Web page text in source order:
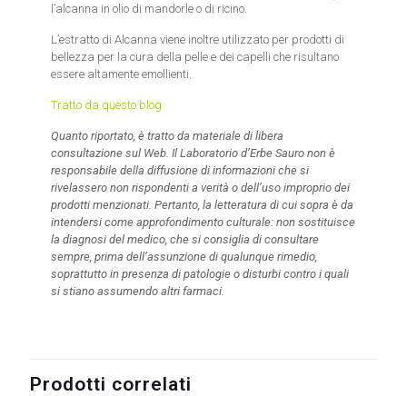
l’alcanna in olio di mandorle o di ricino.
L’estratto di Alcanna viene inoltre utilizzato per prodotti di
bellezza per la cura della pelle e dei capelli che risultano
essere altamente emollienti.
Tratto da questo blog
Quanto riportato, è tratto da materiale di libera
consultazione sul Web. Il Laboratorio d’Erbe Sauro non è
responsabile della diffusione di informazioni che si
rivelassero non rispondenti a verità o dell’uso improprio dei
prodotti menzionati. Pertanto, la letteratura di cui sopra è da
intendersi come approfondimento culturale: non sostituisce
la diagnosi del medico, che si consiglia di consultare
sempre, prima dell’assunzione di qualunque rimedio,
soprattutto in presenza di patologie o disturbi contro i quali
si stiano assumendo altri farmaci.
Prodotti correlati